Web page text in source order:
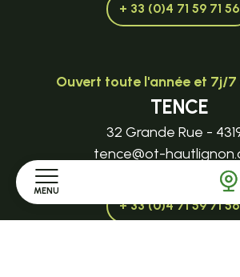
MENU
+ 33 (0)4 71 59 71 56
Ouvert toute l'année et 7j/7
TENCE
32 Grande Rue -
tence@ot-
+ 33 (0)4 71 59 71 56